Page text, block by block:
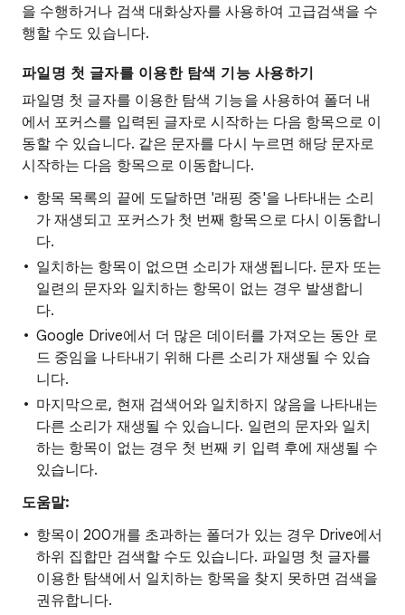
을 수행하거나 검색 대화상자를 사용하여 고급검색을 수
행할 수도 있습니다.
파일명 첫 글자를 이용한 탐색 기능 사용하기
파일명 첫 글자를 이용한 탐색 기능을 사용하여 폴더 내
에서 포커스를 입력된 글자로 시작하는 다음 항목으로 이
동할 수 있습니다. 같은 문자를 다시 누르면 해당 문자로
시작하는 다음 항목으로 이동합니다.
항목 목록의 끝에 도달하면 '래핑 중'을 나타내는 소리
가 재생되고 포커스가 첫 번째 항목으로 다시 이동합니
다.
일치하는 항목이 없으면 소리가 재생됩니다. 문자 또는
일련의 문자와 일치하는 항목이 없는 경우 발생합니
다.
Google Drive에서 더 많은 데이터를 가져오는 동안 로
드 중임을 나타내기 위해 다른 소리가 재생될 수 있습
니다.
마지막으로, 현재 검색어와 일치하지 않음을 나타내는
다른 소리가 재생될 수 있습니다. 일련의 문자와 일치
하는 항목이 없는 경우 첫 번째 키 입력 후에 재생될 수
있습니다.
도움말:
항목이 200개를 초과하는 폴더가 있는 경우 Drive에서
하위 집합만 검색할 수도 있습니다. 파일명 첫 글자를
이용한 탐색에서 일치하는 항목을 찾지 못하면 검색을
권유합니다.